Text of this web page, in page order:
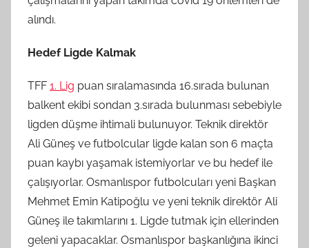
alındı.
Hedef Ligde Kalmak
TFF 1. Lig puan sıralamasında 16.sırada bulunan
balkent ekibi sondan 3.sırada bulunması sebebiyle
ligden düşme ihtimali bulunuyor. Teknik direktör
Ali Güneş ve futbolcular ligde kalan son 6 maçta
puan kaybı yaşamak istemiyorlar ve bu hedef ile
çalışıyorlar. Osmanlıspor futbolcuları yeni Başkan
Mehmet Emin Katipoğlu ve yeni teknik direktör Ali
Güneş ile takımlarını 1. Ligde tutmak için ellerinden
geleni yapacaklar. Osmanlıspor başkanlığına ikinci